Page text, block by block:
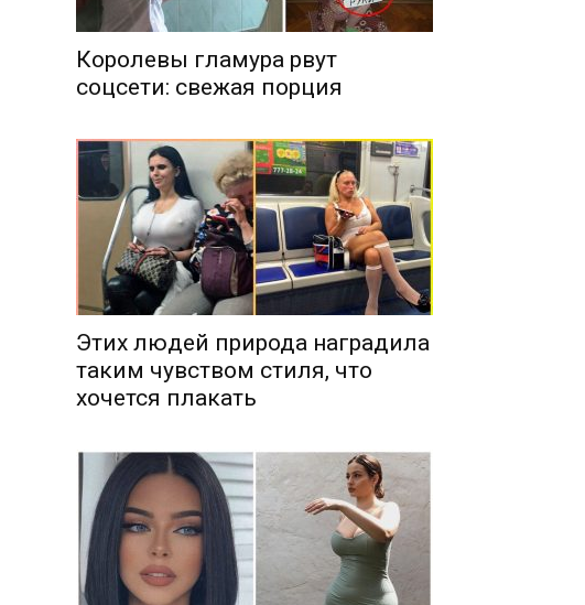
Королевы гламура рвут
соцсети: свежая порция
Этих людей природа наградила
таким чувством стиля, что
хочется плакать